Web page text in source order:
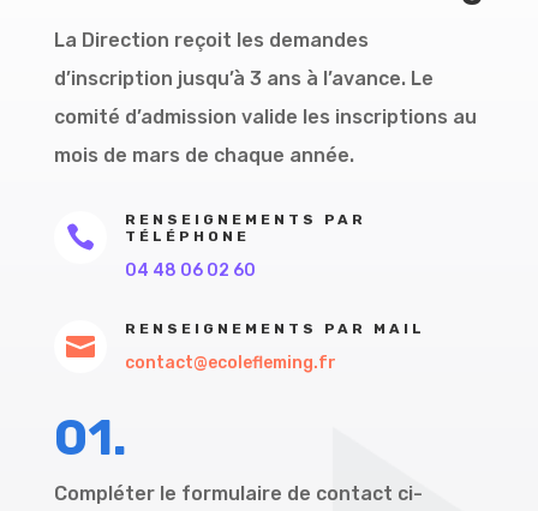
La Direction reçoit les demandes
d’inscription jusqu’à 3 ans à l’avance. Le
comité d’admission valide les inscriptions au
mois de mars de chaque année.

RENSEIGNEMENTS PAR
TÉLÉPHONE
04 48 06 02 60

RENSEIGNEMENTS PAR MAIL
contact@ecolefleming.fr
01.
Compléter le formulaire de contact ci-